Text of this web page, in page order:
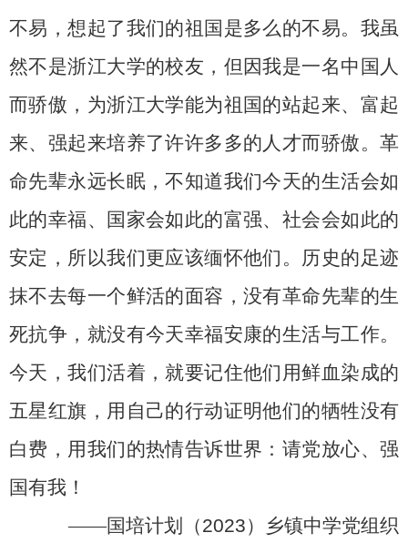
不易，想起了我们的祖国是多么的不易。我虽
然不是浙江大学的校友，但因我是一名中国人
而骄傲，为浙江大学能为祖国的站起来、富起
来、强起来培养了许许多多的人才而骄傲。革
命先辈永远长眠，不知道我们今天的生活会如
此的幸福、国家会如此的富强、社会会如此的
安定，所以我们更应该缅怀他们。历史的足迹
抹不去每一个鲜活的面容，没有革命先辈的生
死抗争，就没有今天幸福安康的生活与工作。
今天，我们活着，就要记住他们用鲜血染成的
五星红旗，用自己的行动证明他们的牺牲没有
白费，用我们的热情告诉世界：请党放心、强
国有我！
——国培计划（2023）乡镇中学党组织